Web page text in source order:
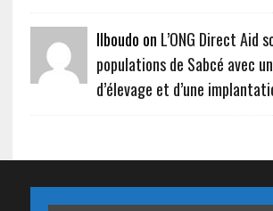
Ilboudo on L’ONG Direct Aid
populations de Sabcé avec
d’élevage et d’une